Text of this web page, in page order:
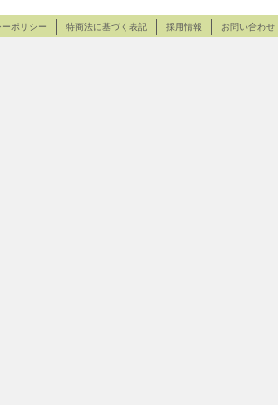
ポリシー 特商法に基づく表記 採用情報 お問い合わせ